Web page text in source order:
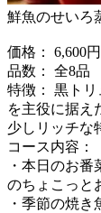
鮮魚のせいろ
価格： 6,600
品数： 全8品
特徴： 黒ト
を主役に据え
少しリッチな
コース内容：
・本日のお
のちょこっと
・季節の焼